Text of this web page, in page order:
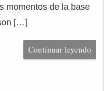
momentos de la base
[…]
Continuar leyendo